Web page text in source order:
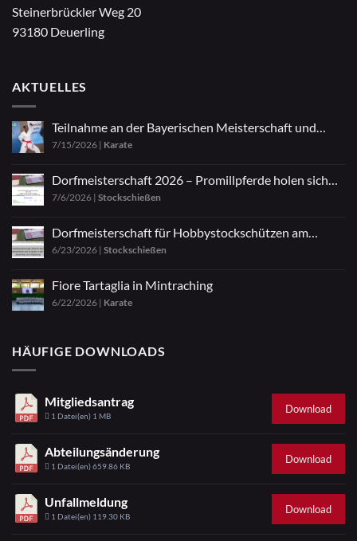
Steinerbrückler Weg 20
93180 Deuerling
AKTUELLES
Teilnahme an der Bayerischen Meisterschaft und
Zazen
7/15/2026 | Karate
Dorfmeisterschaft 2026 – Promillpferde holen sich
den Titel
7/6/2026 | Stockschießen
Dorfmeisterschaft für Hobbystockschützen am
04.07.2026
6/23/2026 | Stockschießen
Fiore Tartaglia in Mintraching
6/22/2026 | Karate
HÄUFIGE DOWNLOADS
Mitgliedsantrag
1 Datei(en) 1 MB
Download
Abteilungsänderung
1 Datei(en)659.86 KB
Download
Unfallmeldung
1 Datei(en) 119.30 KB
Download